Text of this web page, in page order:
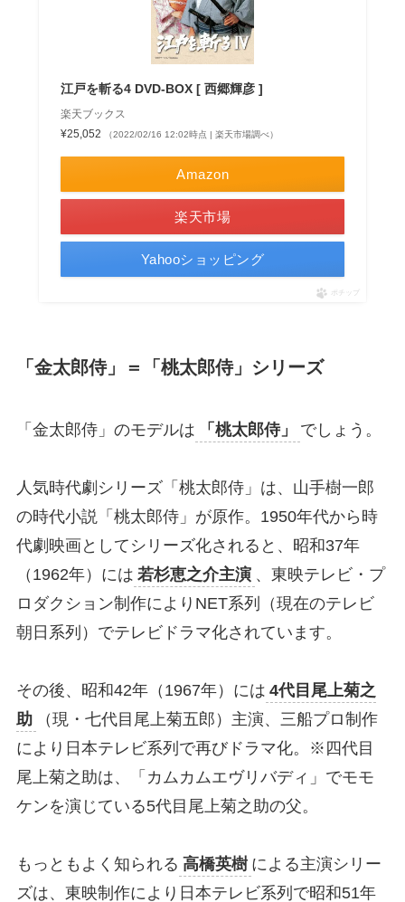
江戸を斬る4 DVD-BOX [ 西郷輝彦 ]
楽天ブックス
¥25,052
（2022/02/16 12:02時点 | 楽天市場調べ）
Amazon
楽天市場
Yahooショッピング
ポチップ
「金太郎侍」＝「桃太郎侍」シリーズ
「金太郎侍」のモデルは 「桃太郎侍」 でしょう。
人気時代劇シリーズ「桃太郎侍」は、山手樹一郎
の時代小説「桃太郎侍」が原作。1950年代から時
代劇映画としてシリーズ化されると、昭和37年
（1962年）には 若杉恵之介主演 、東映テレビ・プ
ロダクション制作によりNET系列（現在のテレビ
朝日系列）でテレビドラマ化されています。
その後、昭和42年（1967年）には 4代目尾上菊之
助
（現・七代目尾上菊五郎）主演、三船プロ制作
により日本テレビ系列で再びドラマ化。※四代目
尾上菊之助は、「カムカムエヴリバディ」でモモ
ケンを演じている5代目尾上菊之助の父。
もっともよく知られる 高橋英樹 による主演シリー
ズは、東映制作により日本テレビ系列で昭和51年